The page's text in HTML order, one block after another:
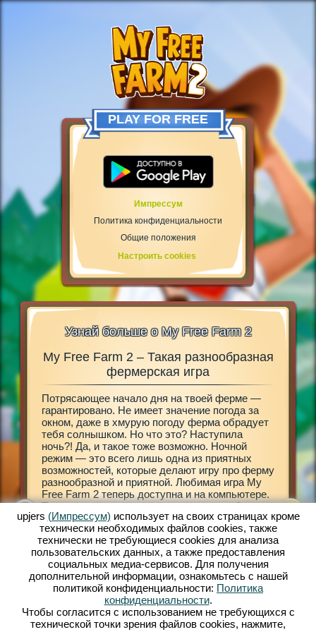
PLAY FOR FREE
Импрессум
Политика конфиденциальности
Общие положения
Настроить cookies
Узнай больше о My Free Farm 2
в мир
с
к
My Free Farm 2 – Такая разнообразная
фермерская игра
Потрясающее начало дня на твоей ферме —
гарантировано. Не имеет значение погода за
окном, даже в хмурую погоду ферма обрадует
тебя солнышком. Но что это? Наступила
ночь?! Да, и такое тоже возможно. Ночной
режим — это всего лишь одна из приятных
возможностей, которые делают игру про ферму
разнообразной и приятной. Любимая игра My
Free Farm 2 теперь доступна и на компьютере.
Теперь ты сможешь сам решать, что тебе
больше нравится: мобильная версия My Free
Farm 2 или браузерная игра. Заботься о
домашних животных, разводи их, обрабатывай
поля, собирай урожай, производи товары для
прибывающих клиентов. Зарегистрируйся уже
сейчас и играй бесплатно!
My
ферму
земле
твою
всему
upjers (Импрессум) использует на своих страницах кроме
технически необходимых файлов сookies, также
технически не требующиеся cookies для анализа
пользовательских данных, а также предоставления
социальных медиа-сервисов. Для получения
дополнительной информации, ознакомьтесь с нашей
политикой конфиденциальности: Политика
конфиденциальности.
Чтобы согласится с использованием не требующихся с
технической точки зрения файлов cookies, нажмите,